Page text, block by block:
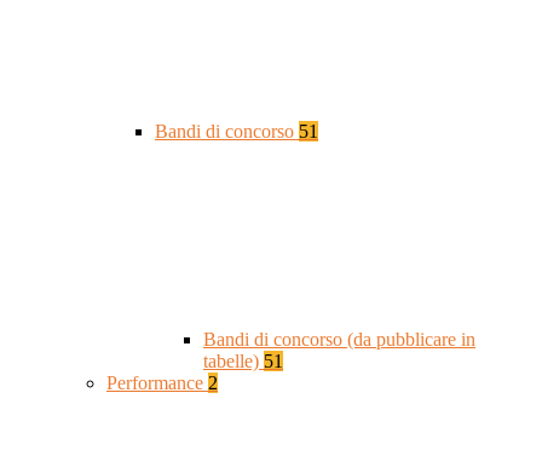
Bandi di concorso 51
Bandi di concorso (da pubblicare in
tabelle) 51
Performance 2